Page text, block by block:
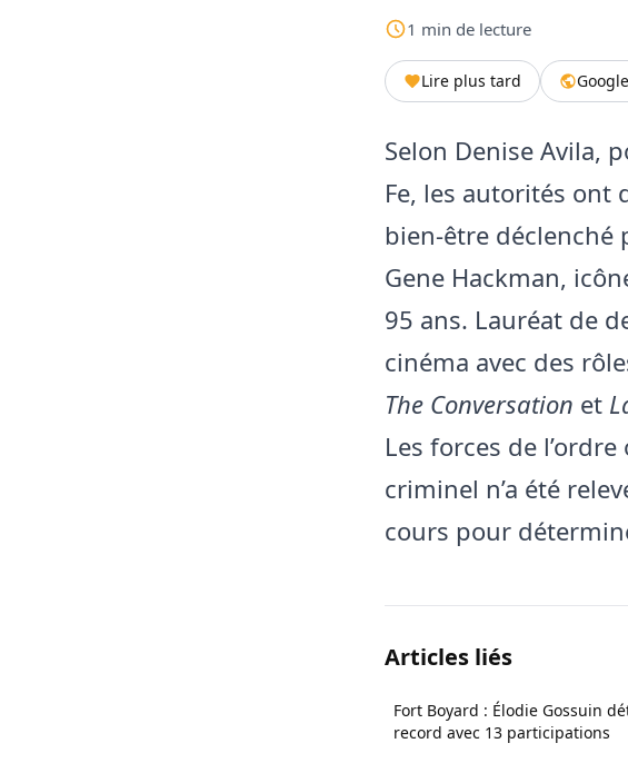
1 min de lecture
Lire plus tard
Selon Denise Avila,
Fe, les autorités ont
bien-être déclenché
Gene Hackman,
95 ans. Lauréat de
cinéma avec des
The Conversation et
Les forces de
criminel n’a été
cours pour
Articles liés
Fort Boyard : Élodie Gossuin
record avec 13 participations